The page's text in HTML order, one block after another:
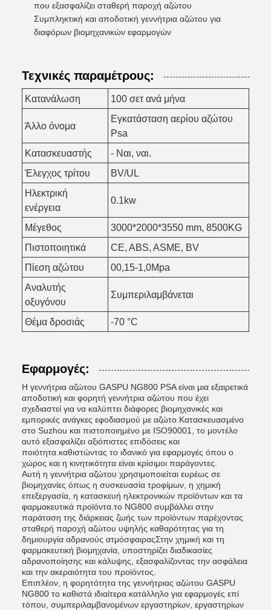
που εξασφαλίζει σταθερή παροχή αζώτου
Συμπληκτική και αποδοτική γεννήτρια αζώτου για
διαφόρων βιομηχανικών εφαρμογών
Τεχνικές παραμέτρους:
Κατανάλωση 100 σετ ανά μήνα
Άλλο όνομα
Εγκατάσταση αερίου αζώτου
Psa
Κατασκευαστής
- Ναι, ναι.
Έλεγχος τρίτου
BV/UL
Ηλεκτρική
ενέργεια
0.1kw
Μέγεθος
3000*2000*3550 mm, 8500KG
Πιστοποιητικά
CE, ABS, ASME, BV
Πίεση αζώτου
00,15-1,0Mpa
Αναλυτής
οξυγόνου
Συμπεριλαμβάνεται
Θέμα δροσιάς -70 °C
Εφαρμογές:
Η γεννήτρια αζώτου GASPU NG800 PSA είναι μια εξαιρετικά
αποδοτική και φορητή γεννήτρια αζώτου που έχει
σχεδιαστεί για να καλύπτει διάφορες βιομηχανικές και
εμπορικές ανάγκες εφοδιασμού με αζώτο.Κατασκευασμένο
στο Suzhou και πιστοποιημένο με ISO90001, το μοντέλο
αυτό εξασφαλίζει αξιόπιστες επιδόσεις και
ποιότητα.καθιστώντας το ιδανικό για εφαρμογές όπου ο
χώρος και η κινητικότητα είναι κρίσιμοι παράγοντες.
Αυτή η γεννήτρια αζώτου χρησιμοποιείται ευρέως σε
βιομηχανίες όπως η συσκευασία τροφίμων, η χημική
επεξεργασία, η κατασκευή ηλεκτρονικών προϊόντων και τα
φαρμακευτικά προϊόντα.το NG800 συμβάλλει στην
παράταση της διάρκειας ζωής των προϊόντων παρέχοντας
σταθερή παροχή αζώτου υψηλής καθαρότητας για τη
δημιουργία αδρανούς ατμόσφαιραςΣτην χημική και τη
φαρμακευτική βιομηχανία, υποστηρίζει διαδικασίες
αδρανοποίησης και κάλυψης, εξασφαλίζοντας την ασφάλεια
και την ακεραιότητα του προϊόντος.
Επιπλέον, η φορητότητα της γεννήτριας αζώτου GASPU
NG800 το καθιστά ιδιαίτερα κατάλληλο για εφαρμογές επί
τόπου, συμπεριλαμβανομένων εργαστηρίων, εργαστηρίων